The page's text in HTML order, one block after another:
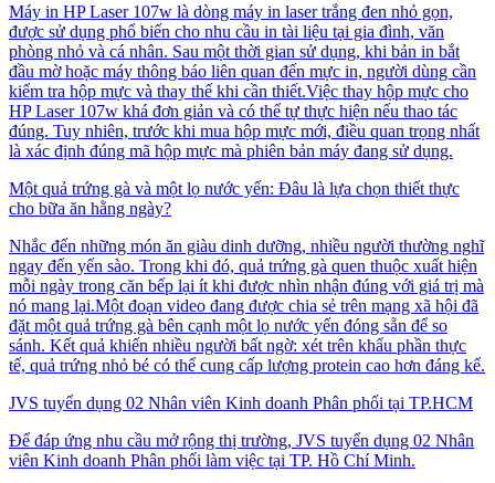
Máy in HP Laser 107w là dòng máy in laser trắng đen nhỏ gọn,
được sử dụng phổ biến cho nhu cầu in tài liệu tại gia đình, văn
phòng nhỏ và cá nhân. Sau một thời gian sử dụng, khi bản in bắt
đầu mờ hoặc máy thông báo liên quan đến mực in, người dùng cần
kiểm tra hộp mực và thay thế khi cần thiết.Việc thay hộp mực cho
HP Laser 107w khá đơn giản và có thể tự thực hiện nếu thao tác
đúng. Tuy nhiên, trước khi mua hộp mực mới, điều quan trọng nhất
là xác định đúng mã hộp mực mà phiên bản máy đang sử dụng.
Một quả trứng gà và một lọ nước yến: Đâu là lựa chọn thiết thực
cho bữa ăn hằng ngày?
Nhắc đến những món ăn giàu dinh dưỡng, nhiều người thường nghĩ
ngay đến yến sào. Trong khi đó, quả trứng gà quen thuộc xuất hiện
mỗi ngày trong căn bếp lại ít khi được nhìn nhận đúng với giá trị mà
nó mang lại.Một đoạn video đang được chia sẻ trên mạng xã hội đã
đặt một quả trứng gà bên cạnh một lọ nước yến đóng sẵn để so
sánh. Kết quả khiến nhiều người bất ngờ: xét trên khẩu phần thực
tế, quả trứng nhỏ bé có thể cung cấp lượng protein cao hơn đáng kể.
JVS tuyển dụng 02 Nhân viên Kinh doanh Phân phối tại TP.HCM
Để đáp ứng nhu cầu mở rộng thị trường, JVS tuyển dụng 02 Nhân
viên Kinh doanh Phân phối làm việc tại TP. Hồ Chí Minh.